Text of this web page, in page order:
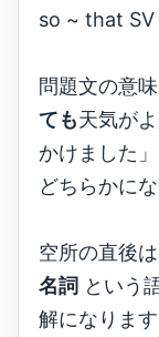
so ~ that
問題文の意
ても天気が
かけました
どちらかにな
空所の直後
名詞 という
解になります